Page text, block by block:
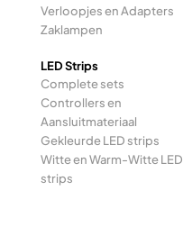
Verloopjes en Adapters
Zaklampen
LED Strips
Complete sets
Controllers en
Aansluitmateriaal
Gekleurde LED strips
Witte en Warm-Witte LED
strips